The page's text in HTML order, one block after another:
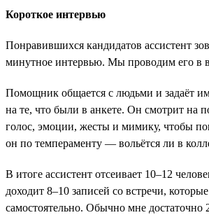
Короткое интервью
Понравившихся кандидатов ассистент
минутное интервью. Мы проводим его в
Помощник общается с людьми и задаёт
на те, что были в анкете. Он смотрит на
голос, эмоции, жесты и мимику, чтобы
он по темпераменту — вольётся ли в
В итоге ассистент отсеивает 10–12
доходит 8–10 записей со встречи,
самостоятельно. Обычно мне достаточно